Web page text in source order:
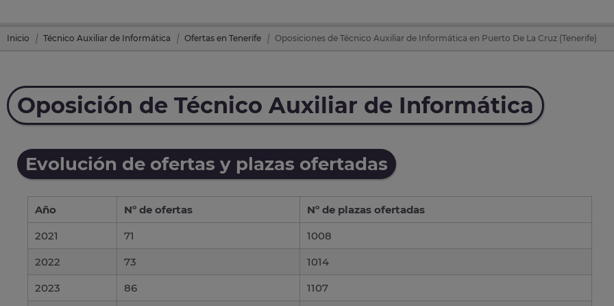
Inicio Técnico Auxiliar de Informática Ofertas en Tenerife Oposiciones de Técnico Auxiliar de Informática en Puerto De La Cruz (Tenerife)
Oposición de Técnico Auxiliar de Informática
Evolución de ofertas y plazas ofertadas
Año Nº de ofertas
Nº de plazas ofertadas
2021
71
1008
2022
73
1014
2023
86
1107